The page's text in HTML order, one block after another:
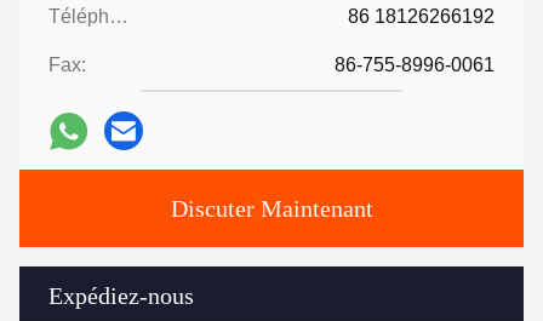
Téléphone: 86 18126266192
Fax: 86-755-8996-0061
Discuter Maintenant
Expédiez-nous